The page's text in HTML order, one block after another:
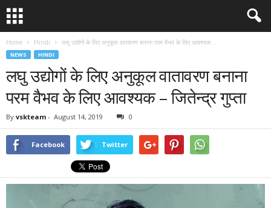
Home Hindi लघु उद्योगों के लिए अनुकूल वातावरण बनाना परम वैभव के लिए आवश्यक...
NEWS HINDI
लघु उद्योगों के लिए अनुकूल वातावरण बनाना
परम वैभव के लिए आवश्यक – जितेन्द्र गुप्ता
By vskteam - August 14, 2019 0
Facebook Twitter